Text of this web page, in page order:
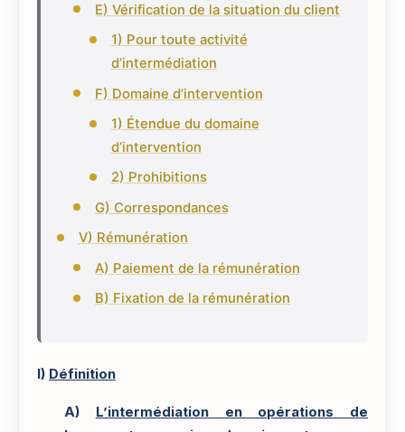
E) Vérification de la situation du client
1) Pour toute activité
d’intermédiation
F) Domaine d’intervention
1) Étendue du domaine
d’intervention
2) Prohibitions
G) Correspondances
V) Rémunération
A) Paiement de la rémunération
B) Fixation de la rémunération
I) Définition
A) L’intermédiation en opérations de